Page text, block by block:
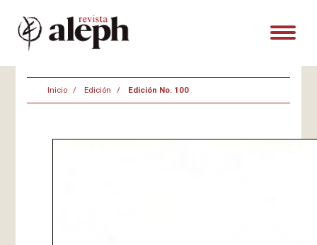
Inicio Edición Edición No. 100